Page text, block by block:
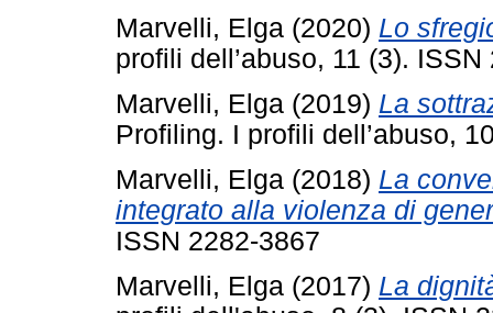
Marvelli, Elga (2020) Lo
profili dell’abuso, 11 (3). ISSN
Marvelli, Elga (2019) La
Profiling. I profili dell’abuso,
Marvelli, Elga (2018) La
integrato alla violenza di
ISSN 2282-3867
Marvelli, Elga (2017) La